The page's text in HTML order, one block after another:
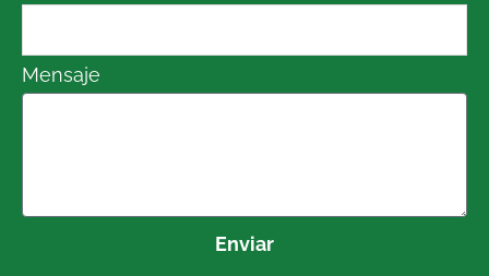
Mensaje
Enviar